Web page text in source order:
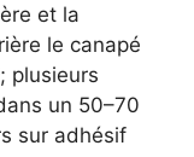
et la
le canapé
plusieurs
un 50–70
sur adhésif